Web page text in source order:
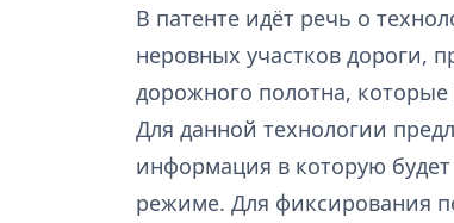
В патенте идёт речь о
неровных участков дороги,
дорожного полотна,
Для данной технологии
информация в которую
режиме. Для фиксирования